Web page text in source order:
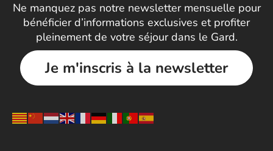
Ne manquez pas notre newsletter mensuelle pour
bénéficier d’informations exclusives et profiter
pleinement de votre séjour dans le Gard.
Je m'inscris à la newsletter